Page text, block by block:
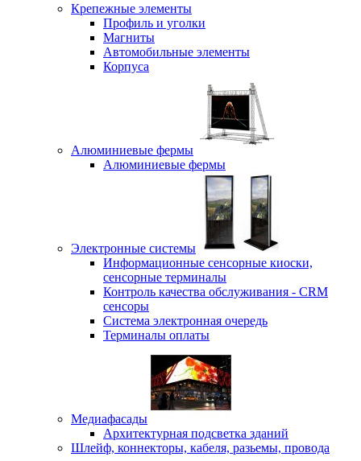
Крепежные элементы
Профиль и уголки
Магниты
Автомобильные элементы
Корпуса
Алюминиевые фермы
Алюминиевые фермы
Электронные системы
Информационные сенсорные киоски,
сенсорные терминалы
Контроль качества обслуживания - CRM
сенсоры
Система электронная очередь
Терминалы оплаты
Медиафасады
Архитектурная подсветка зданий
Шлейф, коннекторы, кабеля, разьемы, провода